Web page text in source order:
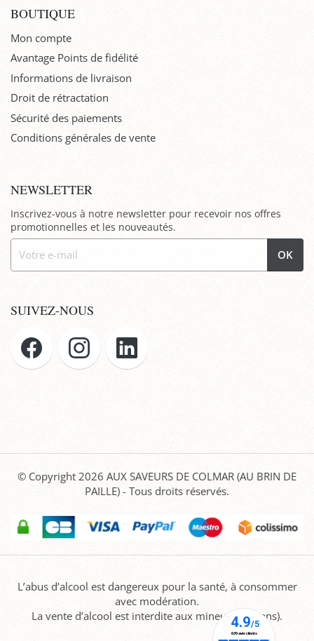
BOUTIQUE
Mon compte
Avantage Points de fidélité
Informations de livraison
Droit de rétractation
Sécurité des paiements
Conditions générales de vente
NEWSLETTER
Inscrivez-vous à notre newsletter pour recevoir nos offres
promotionnelles et les nouveautés.
OK
SUIVEZ-NOUS
© Copyright 2026 AUX SAVEURS DE COLMAR (AU BRIN DE
PAILLE) - Tous droits réservés.
L’abus d’alcool est dangereux pour la santé, à consommer
avec modération.
La vente d’alcool est interdite aux mineurs (-18 ans).